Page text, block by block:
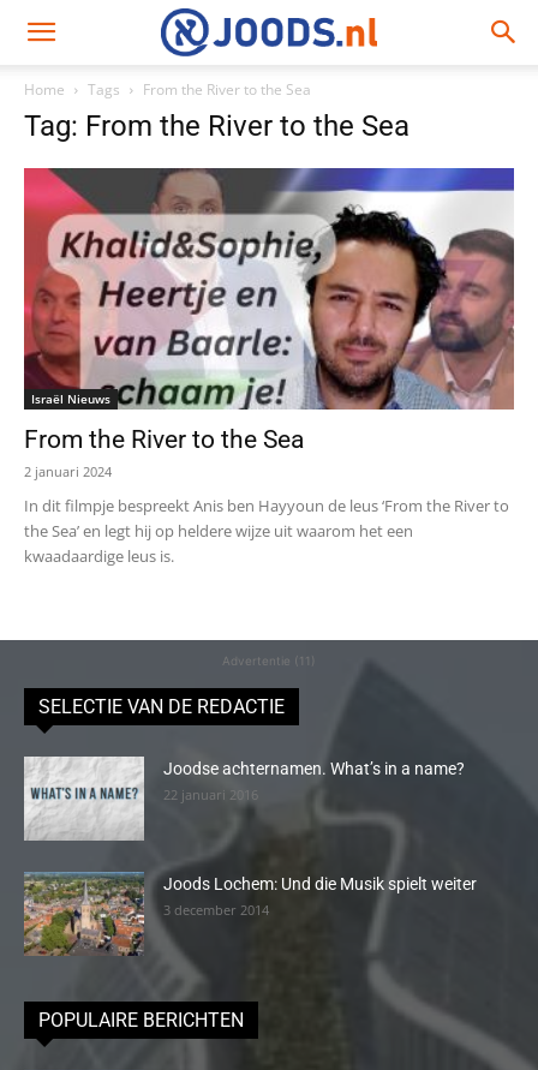
Home Tags From the River to the Sea
Tag: From the River to the Sea
Israël Nieuws
From the River to the Sea
2 januari 2024
In dit filmpje bespreekt Anis ben Hayyoun de leus ‘From the River to
the Sea’ en legt hij op heldere wijze uit waarom het een
kwaadaardige leus is.
Advertentie (11)
SELECTIE VAN DE REDACTIE
Joodse achternamen. What’s in a name?
22 januari 2016
Joods Lochem: Und die Musik spielt weiter
3 december 2014
POPULAIRE BERICHTEN